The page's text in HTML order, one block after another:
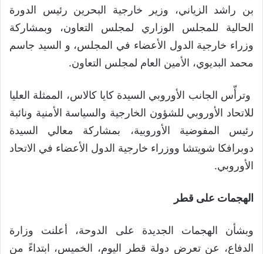
بن راشد الزياني، وزير خارجية البحرين رئيس الدورة
الحالية للمجلس الوزاري لمجلس التعاون، وبمشاركة
وزراء خارجية الدول الأعضاء في المجلس، و السيد جاسم
محمد البديوي، الأمين العام لمجلس التعاون.
وترأّس الجانب الأوروبي السيدة كايا كالاس، الممثلة العليا
للاتحاد الأوروبي للشؤون الخارجية والسياسة الأمنية ونائبة
رئيس المفوضية الأوروبية، بمشاركة معالي السيدة
دوبرافكا شويتشا ووزراء خارجية الدول الأعضاء في الاتحاد
الأوروبي.
الهجمات على قطر
وبشأن الهجمات الجديدة على الدوحة، أعلنت وزارة
الدفاع، عن تعرض دولة قطر اليوم، الخميس، ابتداءً من